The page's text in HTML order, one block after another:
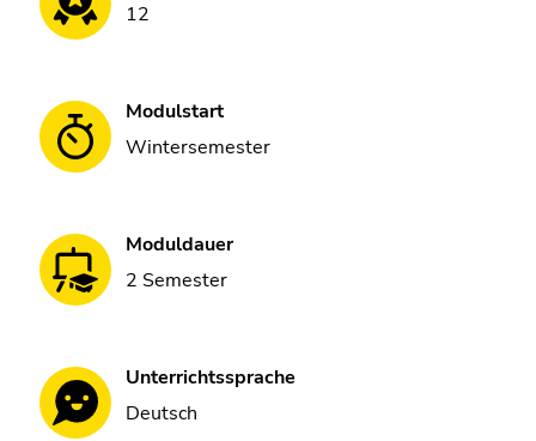
12
Modulstart
Wintersemester
Moduldauer
2 Semester
Unterrichtssprache
Deutsch